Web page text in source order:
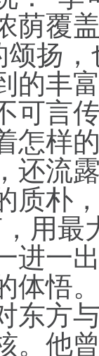
荫覆
颂扬
的丰
可言
怎样
还流
质朴
用最
进一
体悟
东方
。他